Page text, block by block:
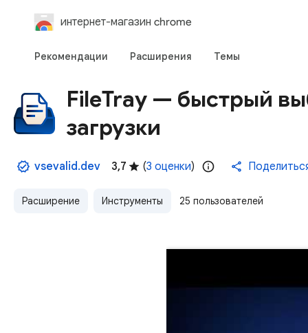
интернет-магазин chrome
Рекомендации Расширения Темы
FileTray — быстрый
загрузки
vsevalid.dev 3,7 (3 оценки)
Расширение Инструменты 25 пользователей